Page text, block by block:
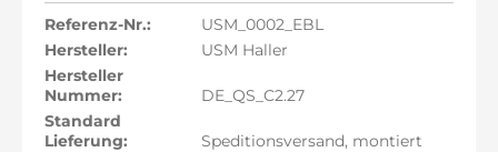
Referenz-Nr.:
USM_0002_EBL
Hersteller:
USM Haller
Hersteller
Nummer:
DE_QS_C2.27
Standard
Lieferung:
Speditionsversand, montiert